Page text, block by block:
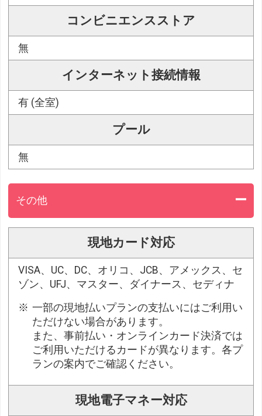
コンビニエンスストア
無
インターネット接続情報
有 (全室)
プール
無
その他
現地カード対応
VISA、UC、DC、オリコ、JCB、アメックス、セ
ゾン、UFJ、マスター、ダイナース、セディナ
一部の現地払いプランの支払いにはご利用い
ただけない場合があります。
また、事前払い・オンラインカード決済では
ご利用いただけるカードが異なります。各プ
ランの案内でご確認ください。
現地電子マネー対応